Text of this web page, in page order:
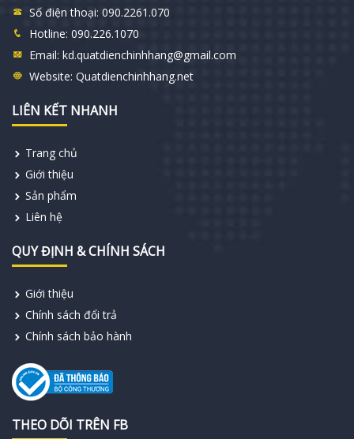
Số điện thoại: 090.2261.070
Hotline: 090.226.1070
Email: kd.quatdienchinhhang@gmail.com
Website: Quatdienchinhhang.net
LIÊN KẾT NHANH
Trang chủ
Giới thiệu
Sản phẩm
Liên hệ
QUY ĐỊNH & CHÍNH SÁCH
Giới thiệu
Chính sách đổi trả
Chính sách bảo hành
THEO DÕI TRÊN FB